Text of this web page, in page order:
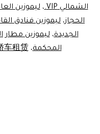
الشمالي VIP.
،ليموزين
الحجاز، ليموزين فنادق
الجديدة،ليموزين
المحكمة،车租赁